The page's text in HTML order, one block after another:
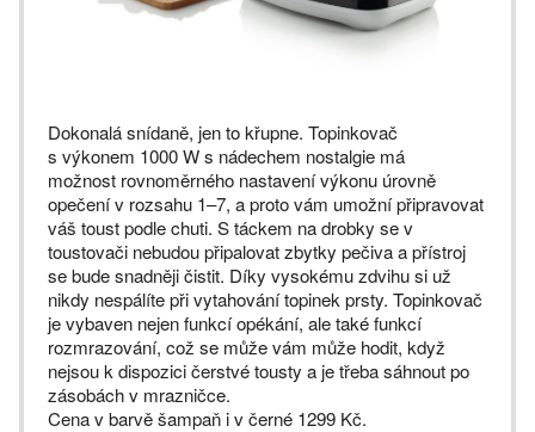
Dokonalá snídaně, jen to křupne. Topinkovač
s výkonem 1000 W s nádechem nostalgie má
možnost rovnoměrného nastavení výkonu úrovně
opečení v rozsahu 1–7, a proto vám umožní připravovat
váš toust podle chuti. S táckem na drobky se v
toustovači nebudou připalovat zbytky pečiva a přístroj
se bude snadněji čistit. Díky vysokému zdvihu si už
nikdy nespálíte při vytahování topinek prsty. Topinkovač
je vybaven nejen funkcí opékání, ale také funkcí
rozmrazování, což se může vám může hodit, když
nejsou k dispozici čerstvé tousty a je třeba sáhnout po
zásobách v mrazničce.
Cena v barvě šampaň i v černé 1299 Kč.